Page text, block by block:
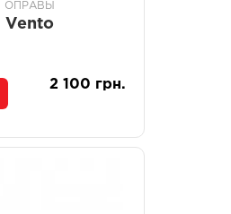
ОПРАВЫ
Vento
2 100 грн.